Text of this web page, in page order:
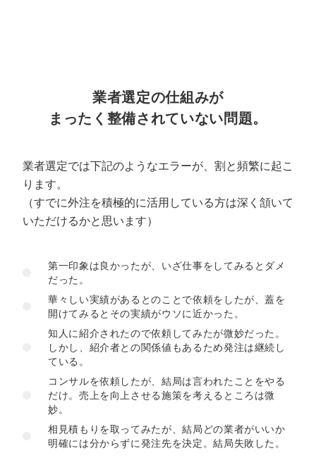
業者選定の仕組みが
まったく整備されていない問題。
業者選定では下記のようなエラーが、割と頻繁に起こ
ります。
（すでに外注を積極的に活用している方は深く頷いて
いただけるかと思います）
第一印象は良かったが、いざ仕事をしてみるとダメ
だった。
華々しい実績があるとのことで依頼をしたが、蓋を
開けてみるとその実績がウソに近かった。
知人に紹介されたので依頼してみたが微妙だった。
しかし、紹介者との関係値もあるため発注は継続し
ている。
コンサルを依頼したが、結局は言われたことをやる
だけ。売上を向上させる施策を考えるところは微
妙。
相見積もりを取ってみたが、結局どの業者がいいか
明確には分からずに発注先を決定。結局失敗した。